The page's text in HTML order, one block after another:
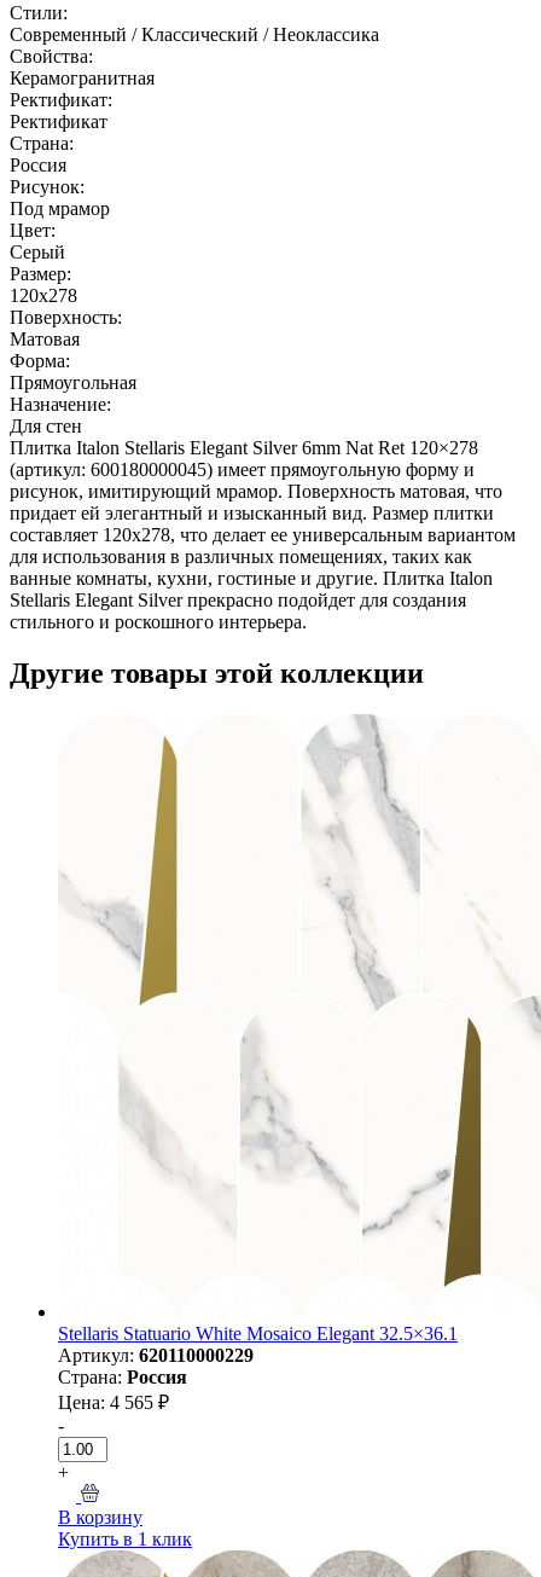
Стили:
Современный / Классический / Неоклассика
Свойства:
Керамогранитная
Ректификат:
Ректификат
Страна:
Россия
Рисунок:
Под мрамор
Цвет:
Серый
Размер:
120x278
Поверхность:
Матовая
Форма:
Прямоугольная
Назначение:
Для стен
Плитка Italon Stellaris Elegant Silver 6mm Nat Ret 120×278
(артикул: 600180000045) имеет прямоугольную форму и
рисунок, имитирующий мрамор. Поверхность матовая, что
придает ей элегантный и изысканный вид. Размер плитки
составляет 120x278, что делает ее универсальным вариантом
для использования в различных помещениях, таких как
ванные комнаты, кухни, гостиные и другие. Плитка Italon
Stellaris Elegant Silver прекрасно подойдет для создания
стильного и роскошного интерьера.
Другие товары этой коллекции
Stellaris Statuario White Mosaico Elegant 32.5×36.1
Артикул: 620110000229
Страна: Россия
Цена: 4 565 ₽
-
+
В корзину
Купить в 1 клик